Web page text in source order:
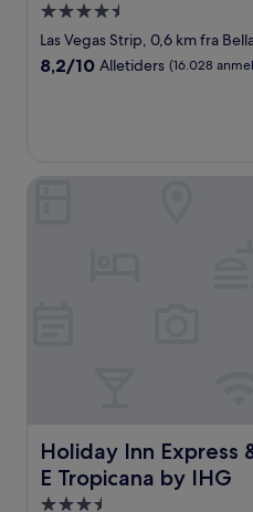
4.5-
stjernet
overnatningssted
Las Vegas Strip, 0,6 km fra
8.2
anmeldelser)
8,2/10 Alletiders (16.028
Holiday Inn Express
E Tropicana by IHG
Holiday Inn Express &
3.5-
Holiday Inn Express &